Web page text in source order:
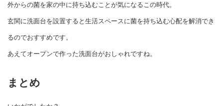
外からの菌を家の中に持ち込むことが気になるこの時代。
玄関に洗面台を設置すると生活スペースに菌を持ち込む心配を解消でき
るのでおすすめです。
あえてオープンで作った洗面台がおしゃれですね。
まとめ